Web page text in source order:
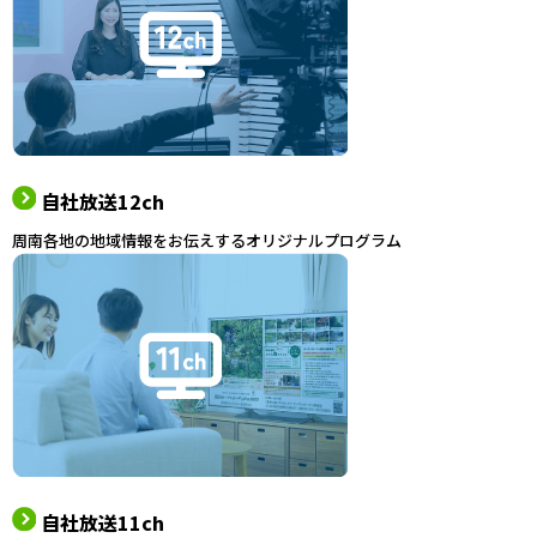
自社放送12ch
周南各地の地域情報をお伝えするオリジナルプログラム
自社放送11ch